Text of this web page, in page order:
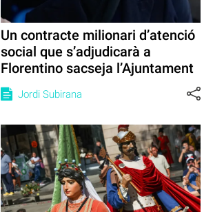
Un contracte milionari d’atenció
social que s’adjudicarà a
Florentino sacseja l’Ajuntament
Jordi Subirana